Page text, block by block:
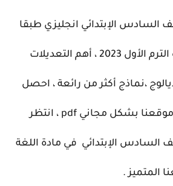
السادس الإبتدائي انجليزي طبقا
للمواصفات الجديدة الترم الأول 2023 ، أهم التعديلات
،نماذج أكثر من رائعة ، احصل
عليها الأن من خلال موقعنا بشكل مجاني pdf ، انتظر
السادس الإبتدائي في مادة اللغة
المتميز .